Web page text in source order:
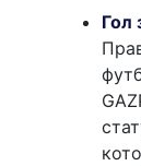
Гол